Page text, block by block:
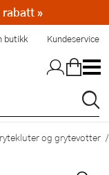
butikk Kundeservice
og grytevotter
»